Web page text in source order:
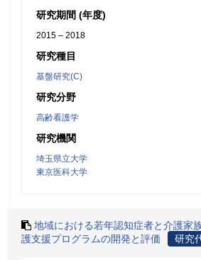
研究期間 (年度)
2015 – 2018
研究種目
基盤研究(C)
研究分野
高齢看護学
研究機関
埼玉県立大学
東京医科大学
地域における若年認知症者と介護家
護支援プログラムの開発と評価
研究